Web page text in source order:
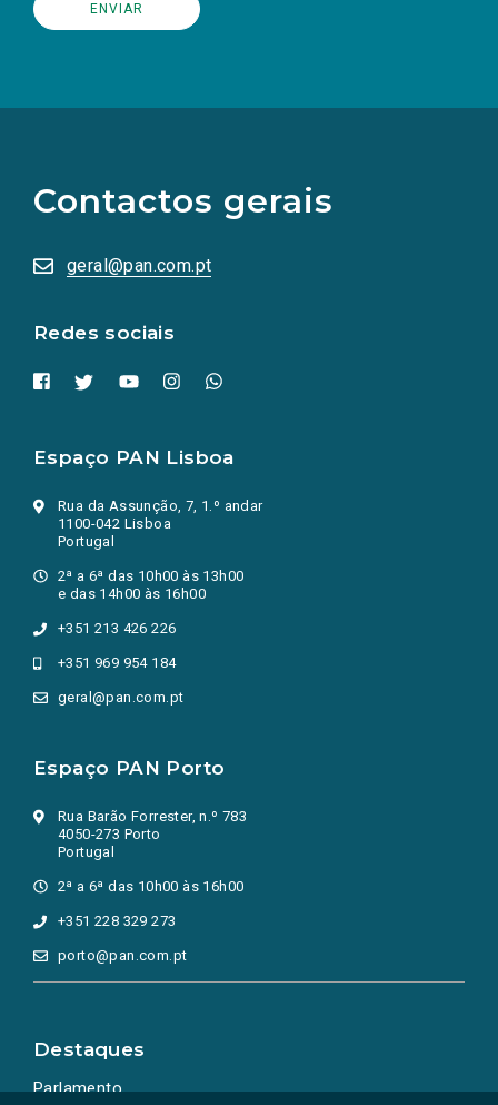
Contactos gerais
geral@pan.com.pt
Redes sociais
redes
sociais
numa
nova
Espaço PAN Lisboa
Rua da Assunção, 7, 1.º andar
1100-042 Lisboa
Portugal
2ª a 6ª das 10h00 às 13h00
e das 14h00 às 16h00
+351 213 426 226
+351 969 954 184
geral@pan.com.pt
Espaço PAN Porto
Rua Barão Forrester, n.º 783
4050-273 Porto
Portugal
2ª a 6ª das 10h00 às 16h00
+351 228 329 273
porto@pan.com.pt
Destaques
Parlamento